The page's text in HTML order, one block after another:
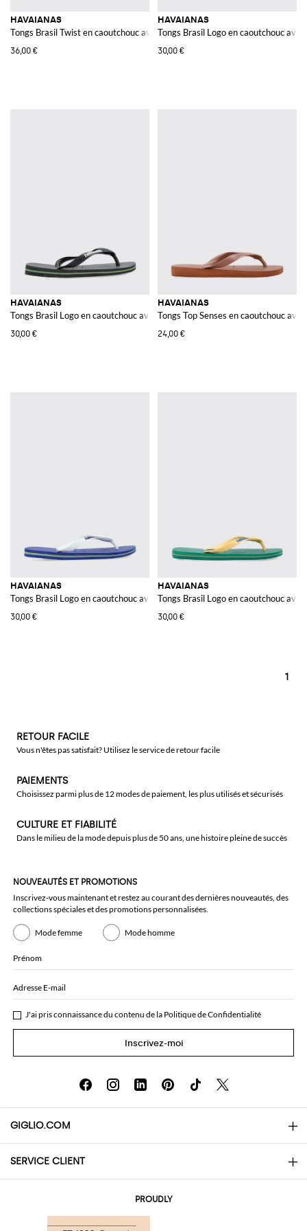
HAVAIANAS
Tongs Brasil Twist en caoutchouc avec logo en relief
36,00 €
HAVAIANAS
Tongs Brasil Logo en caoutchouc
30,00 €
HAVAIANAS
Tongs Brasil Logo en caoutchouc avec logo en relief sur la bride
30,00 €
HAVAIANAS
Tongs Top Senses en caoutchouc
24,00 €
HAVAIANAS
Tongs Brasil Logo en caoutchouc avec logo en relief sur la bride
30,00 €
HAVAIANAS
Tongs Brasil Logo en caoutchouc
30,00 €
1
RETOUR FACILE
Vous n'êtes pas satisfait? Utilisez le service de retour facile
PAIEMENTS
Choisissez parmi plus de 12 modes de paiement, les plus utilisés et sécurisés
CULTURE ET FIABILITÉ
Dans le milieu de la mode depuis plus de 50 ans, une histoire pleine de succès
NOUVEAUTÉS ET PROMOTIONS
Inscrivez-vous maintenant et restez au courant des dernières nouveautés, des
collections spéciales et des promotions personnalisées.
Mode femme Mode homme
Prénom
Adresse E-mail
J'ai pris connaissance du contenu de la Politique de Confidentialité
Inscrivez-moi
GIGLIO.COM
About
SERVICE CLIENT
PROUDLY